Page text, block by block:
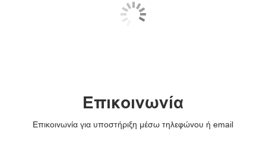
Επικοινωνία
Επικοινωνία για υποστήριξη μέσω τηλεφώνου ή email